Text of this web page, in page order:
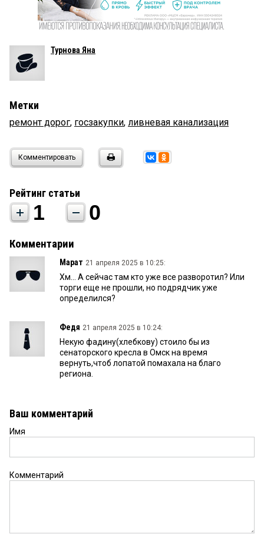
Турнова Яна
Метки
ремонт дорог, госзакупки, ливневая канализация
Комментировать
Рейтинг статьи
1 0
Комментарии
Марат 21 апреля 2025 в 10:25:
Хм... А сейчас там кто уже все разворотил? Или
торги еще не прошли, но подрядчик уже
определился?
Федя 21 апреля 2025 в 10:24:
Некую фадину(хлебкову) стоило бы из
сенаторского кресла в Омск на время
вернуть,чтоб лопатой помахала на благо
региона.
Ваш комментарий
Имя
Комментарий